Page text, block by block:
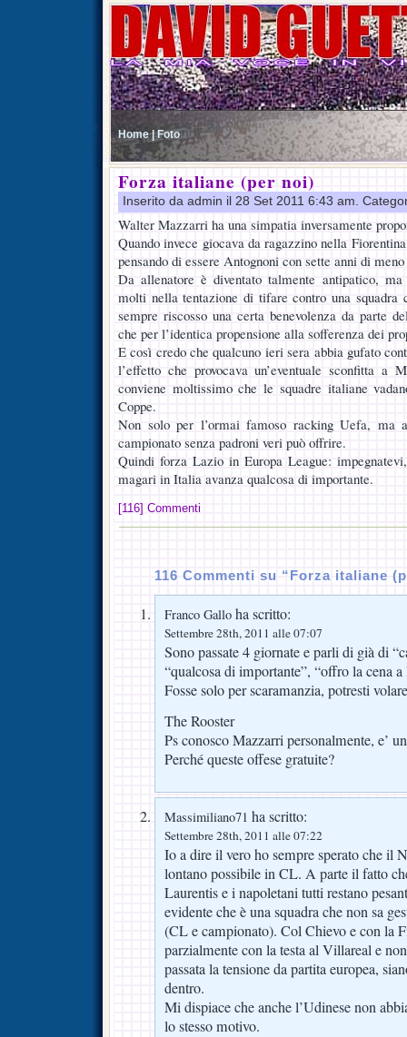
Home | Foto
Forza italiane (per noi)
Inserito da admin il 28 Set 2011 6:43 am.
Walter Mazzarri ha una simpatia inversamente
Quando invece giocava da ragazzino nella
pensando di essere Antognoni con sette anni di
Da allenatore è diventato talmente antipatico,
molti nella tentazione di tifare contro una
sempre riscosso una certa benevolenza da parte
che per l’identica propensione alla sofferenza dei
E così credo che qualcuno ieri sera abbia gufato
l’effetto che provocava un’eventuale sconfitta a
conviene moltissimo che le squadre italiane
Coppe.
Non solo per l’ormai famoso racking Uefa, ma
campionato senza padroni veri può offrire.
Quindi forza Lazio in Europa League:
magari in Italia avanza qualcosa di importante.
[116] Commenti
116 Commenti su “Forza italiane
Franco Gallo ha scritto:
Settembre 28th, 2011 alle 07:07
Sono passate 4 giornate e parli di già di
“qualcosa di importante”, “offro la cena
Fosse solo per scaramanzia, potresti
The Rooster
Ps conosco Mazzarri personalmente, e’
Perché queste offese gratuite?
Massimiliano71 ha scritto:
Settembre 28th, 2011 alle 07:22
Io a dire il vero ho sempre sperato che il
lontano possibile in CL. A parte il fatto
Laurentis e i napoletani tutti restano
evidente che è una squadra che non sa
(CL e campionato). Col Chievo e con la
parzialmente con la testa al Villareal e
passata la tensione da partita europea,
dentro.
Mi dispiace che anche l’Udinese non
lo stesso motivo.